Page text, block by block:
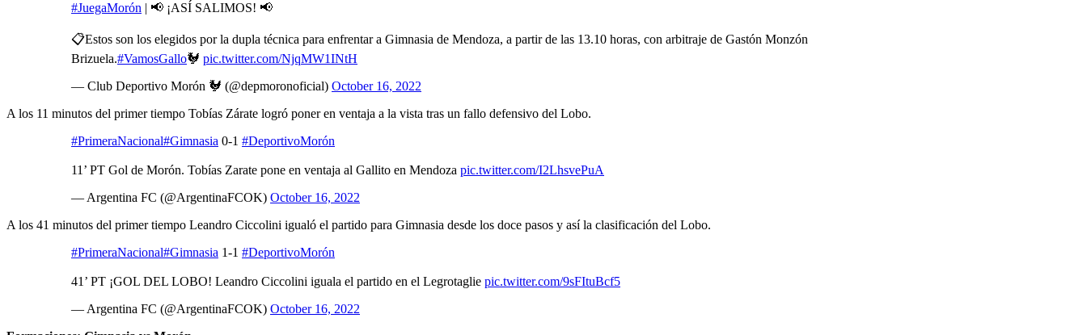
#JuegaMorón | 📢 ¡ASÍ SALIMOS! 📢
📋Estos son los elegidos por la dupla técnica para enfrentar a Gimnasia de Mendoza, a partir de las 13.10 horas, con arbitraje de Gastón Monzón
Brizuela.#VamosGallo🐓 pic.twitter.com/NjqMW1INtH
— Club Deportivo Morón 🐓 (@depmoronoficial) October 16, 2022
A los 11 minutos del primer tiempo Tobías Zárate logró poner en ventaja a la vista tras un fallo defensivo del Lobo.
#PrimeraNacional#Gimnasia 0-1 #DeportivoMorón
11’ PT Gol de Morón. Tobías Zarate pone en ventaja al Gallito en Mendoza pic.twitter.com/I2LhsvePuA
— Argentina FC (@ArgentinaFCOK) October 16, 2022
A los 41 minutos del primer tiempo Leandro Ciccolini igualó el partido para Gimnasia desde los doce pasos y así la clasificación del Lobo.
#PrimeraNacional#Gimnasia 1-1 #DeportivoMorón
41’ PT ¡GOL DEL LOBO! Leandro Ciccolini iguala el partido en el Legrotaglie pic.twitter.com/9sFItuBcf5
— Argentina FC (@ArgentinaFCOK) October 16, 2022